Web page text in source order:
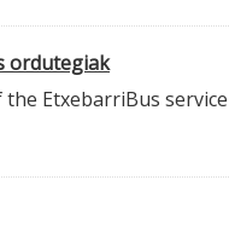
ordutegiak
EtxebarriBus service